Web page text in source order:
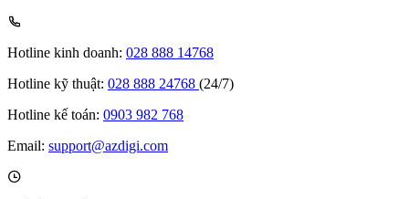
Hotline kinh doanh: 028 888 14768
Hotline kỹ thuật: 028 888 24768 (24/7)
Hotline kế toán: 0903 982 768
Email: support@azdigi.com